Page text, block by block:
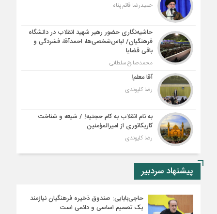
حمیدرضا قائم پناه
حاشیه‌نگاری حضور رهبر شهید انقلاب در دانشگاه
فرهنگیان/ لباس‌شخصی‌ها، احمدآقا، فشردگی و
باقی قضایا
محمدصالح سلطانی
آقا معلم!
رضا کلیوندی
به نام انقلاب به کام حجتیه! / شیعه و شناخت
کاریکاتوری از امیرالمؤمنین
رضا کلیوندی
پیشنهاد سردبیر
حاجی‌بابایی: صندوق ذخیره فرهنگیان نیازمند
یک تصمیم اساسی و دائمی است